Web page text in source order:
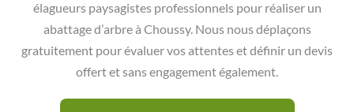
élagueurs paysagistes professionnels pour réaliser un
abattage d’arbre à Choussy. Nous nous déplaçons
gratuitement pour évaluer vos attentes et définir un devis
offert et sans engagement également.